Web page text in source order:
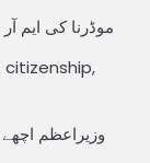
موڈرنا کی ایم
citizenship,
وزیراعظم